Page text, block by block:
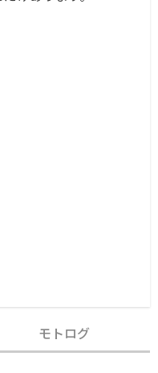
モトログ